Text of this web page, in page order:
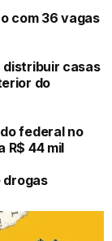
com 36 vagas
distribuir casas
do
federal no
R$ 44 mil
drogas